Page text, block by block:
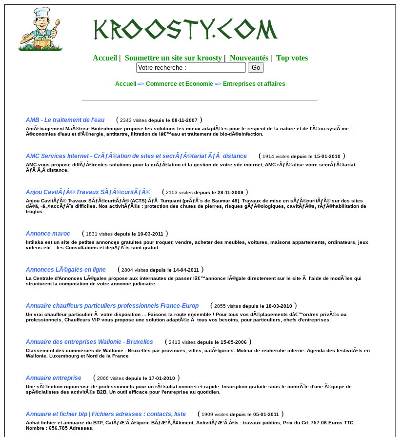
Accueil| Soumettre un site sur kroosty| Nouveautés| Top votes
Accueil => Commerce et Economie=> Entreprises et affaires
AMB - Le traitement de l'eau ( 2343 visites depuis le 08-11-2007 )
AmÃ©nagement MaÃ®trise Biotechnique propose les solutions les mieux adaptÃ©es pour le respect de la nature et de l'Ã©co-systÃ¨me :
Ã©conomies d'eau et d'Ã©nergie, antitartre, filtration de lâ€™eau et traitement de bio-dÃ©sinfection.
AMC Services Internet - CrÃƒÂ©ation de sites et secrÃƒÂ©tariat ÃƒÂ distance ( 1914 visites depuis le 15-01-2010 )
AMC vous propose diffÃƒÂ©rentes solutions pour la crÃƒÂ©ation et la gestion de votre site internet; AMC rÃƒÂ©alise votre secrÃƒÂ©tariat
ÃƒÂ Ã‚Â distance.
Anjou CavitÃƒÂ© Travaux SÃƒÂ©curitÃƒÂ© ( 2103 visites depuis le 28-11-2009 )
Anjou CavitÃƒÂ© Travaux SÃƒÂ©curitÃƒÂ© (ACTS) ÃƒÂ Turquant (prÃƒÂ¨s de Saumur 49). Travaux de mise en sÃƒÂ©curitÃƒÂ© sur des sites
dÃ¢â‚¬â„¢accÃƒÂ¨s difficiles. Nos activitÃƒÂ©s : protection des chutes de pierres, risques gÃƒÂ©ologiques, cavitÃƒÂ©s, rÃƒÂ©habilitation de
troglos.
Annonce maroc ( 1831 visites depuis le 10-03-2011 )
Intilaka est un site de petites annonces gratuites pour troquer, vendre, acheter des meubles, voitures, maisons appartements, ordinateurs, jeux
videos etc... les Consultations et depÃƒÂ´ts sont gratuit.
Annonces LÃ©gales en ligne ( 2804 visites depuis le 14-04-2011 )
La Centrale d'Annonces LÃ©gales propose aux internautes de passer lâ€™annonce lÃ©gale directement sur le site Ã l'aide de modÃ¨les qui
structurent la composition de votre annonce judiciaire.
Annuaire chauffeurs particuliers professionnels France-Europ ( 2055 visites depuis le 18-03-2010 )
Un vrai chauffeur particulier Ã votre disposition ... Faisons la route ensemble ! Pour tous vos dÃ©placements dâ€™ordres privÃ©s ou
professionnels, Chauffeurs VIP vous propose une solution adaptÃ©e Ã tous vos besoins, pour particuliers, chefs d'entreprises
Annuaire des entreprises Wallonie - Bruxelles ( 2413 visites depuis le 15-05-2006 )
Classement des commerces de Wallonie - Bruxelles par provinces, villes, catÃ©gories. Moteur de recherche interne. Agenda des festivitÃ©s en
Wallonie, Luxembourg et Nord de la France
Annuaire entreprise ( 2066 visites depuis le 17-01-2010 )
Une sÃ©lection rigoureuse de professionnels pour un rÃ©sultat concret et rapide. Inscription gratuite sous le contrÃ´le d'une Ã©quipe de
spÃ©cialistes des activitÃ©s B2B. Un outil efficace pour l'entreprise au quotidien.
Annuaire et fichier btp | Fichiers adresses : contacts, liste ( 1909 visites depuis le 05-01-2011 )
Achat fichier et annuaire du BTP, CatÃƒÆ’Ã‚Â©gorie BÃƒÆ’Ã‚Â¢timent, ActivitÃƒÆ’Ã‚Â©s : travaux publics, Prix du Cd: 757.06 Euros TTC,
Nombre : 656.785 Adresses.